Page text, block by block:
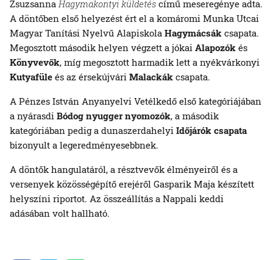
Zsuzsanna Hagymakontyi küldetés című meseregénye adta.
A döntőben első helyezést ért el a komáromi Munka Utcai
Magyar Tanítási Nyelvű Alapiskola Hagymácsák csapata.
Megosztott második helyen végzett a jókai Alapozók és
Könyvevők, míg megosztott harmadik lett a nyékvárkonyi
Kutyafüle és az érsekújvári Malackák csapata.
A Pénzes István Anyanyelvi Vetélkedő első kategóriájában
a nyárasdi Bódog nyugger nyomozók, a második
kategóriában pedig a dunaszerdahelyi Időjárók csapata
bizonyult a legeredményesebbnek.
A döntők hangulatáról, a résztvevők élményeiről és a
versenyek közösségépítő erejéről Gasparik Maja készített
helyszíni riportot. Az összeállítás a Nappali keddi
adásában volt hallható.